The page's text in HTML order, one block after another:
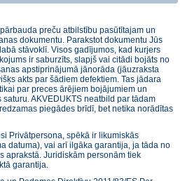
preču atbilstību pasūtītajam un
dokumentu. Parakstot dokumentu Jūs
stāvoklī. Visos gadījumos, kad kurjers
ir saburzīts, slapjš vai citādi bojāts no
apstiprinājumā jānorāda (jāuzraksta
akts par šādiem defektiem. Tas jādara
par preces ārējiem bojājumiem un
AKVEDUKTS neatbild par tādam
piegādes brīdī, bet netika norādītas
Privātpersona, spēkā ir likumiskās
datuma), vai arī ilgāka garantija, ja tāda no
aprakstā. Juridiskām personām tiek
garantija.